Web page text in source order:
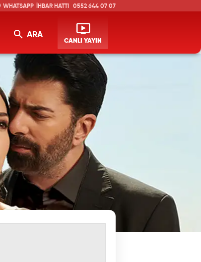
ARA
CANLI YAYIN
İHBAR HATTI 0552 644 07 07